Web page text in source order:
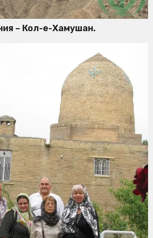
– Кол-е-Хамушан.